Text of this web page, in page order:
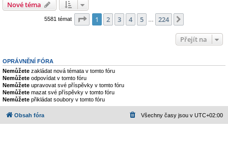
Nové téma
5581 témat Stránka z 224
1 2 3 4 5 224
Přejít na
OPRÁVNĚNÍ FÓRA
Nemůžete zakládat nová témata v tomto fóru
Nemůžete odpovídat v tomto fóru
Nemůžete upravovat své příspěvky v tomto fóru
Nemůžete mazat své příspěvky v tomto fóru
Nemůžete přikládat soubory v tomto fóru
Obsah fóra Všechny časy jsou v UTC+02:00